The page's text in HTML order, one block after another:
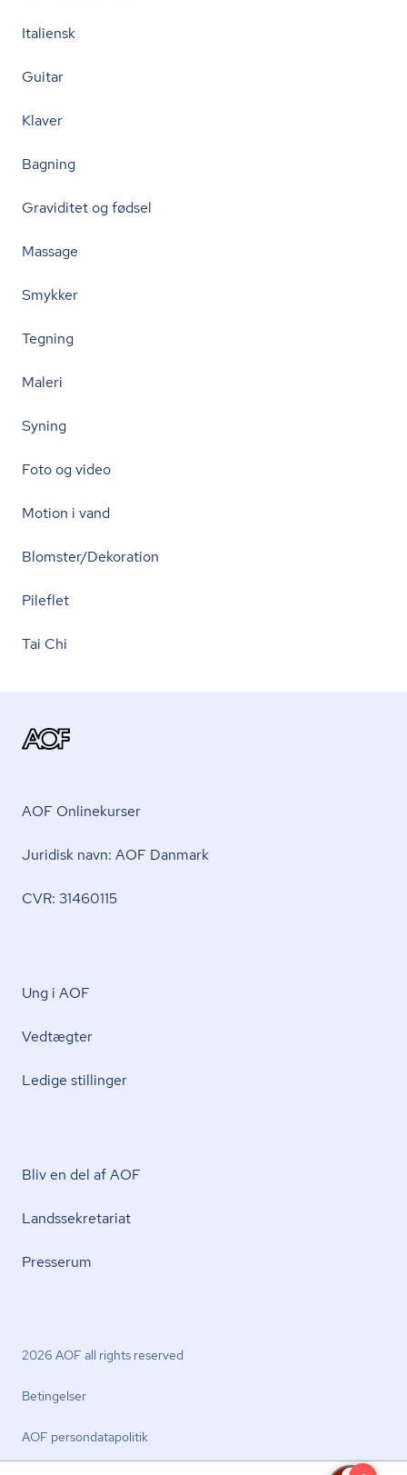
Italiensk
Guitar
Klaver
Bagning
Graviditet og fødsel
Massage
Smykker
Tegning
Maleri
Syning
Foto og video
Motion i vand
Blomster/Dekoration
Pileflet
Tai Chi
AOF Onlinekurser
Juridisk navn: AOF Danmark
CVR: 31460115
Ung i AOF
Vedtægter
Ledige stillinger
Bliv en del af AOF
Lands­se­kre­ta­ri­at
Presserum
2026 AOF all rights reserved
Betingelser
AOF per­son­da­ta­po­li­tik